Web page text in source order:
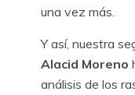
una vez más.
Y así, nuestra
Alacid Moreno
análisis de los